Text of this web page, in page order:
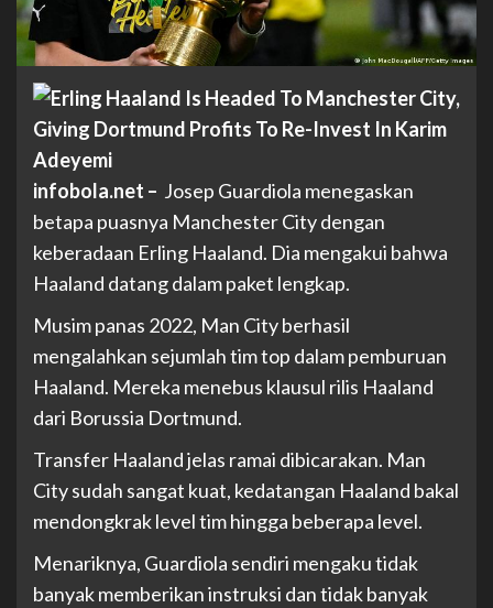
infobola.net – Josep Guardiola menegaskan
betapa puasnya Manchester City dengan
keberadaan Erling Haaland. Dia mengakui bahwa
Haaland datang dalam paket lengkap.
Musim panas 2022, Man City berhasil
mengalahkan sejumlah tim top dalam pemburuan
Haaland. Mereka menebus klausul rilis Haaland
dari Borussia Dortmund.
Transfer Haaland jelas ramai dibicarakan. Man
City sudah sangat kuat, kedatangan Haaland bakal
mendongkrak level tim hingga beberapa level.
Menariknya, Guardiola sendiri mengaku tidak
banyak memberikan instruksi dan tidak banyak